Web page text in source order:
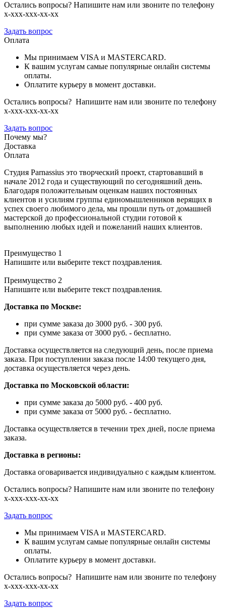
Остались вопросы? Напишите нам или звоните по телефону
х-ххх-ххх-хх-хх
Задать вопрос
Оплата
Мы принимаем VISA и MASTERCARD.
К вашим услугам самые популярные онлайн системы
оплаты.
Оплатите курьеру в момент доставки.
Остались вопросы? Напишите нам или звоните по телефону
х-ххх-ххх-хх-хх
Задать вопрос
Почему мы?
Доставка
Оплата
Студия Parnassius это творческий проект, стартовавший в
начале 2012 года и существующий по сегодняшний день.
Благодаря положительным оценкам наших постоянных
клиентов и усилиям группы единомышленников верящих в
успех своего любимого дела, мы прошли путь от домашней
мастерской до профессиональной студии готовой к
выполнению любых идей и пожеланий наших клиентов.
Преимущество 1
Напишите или выберите текст поздравления.
Преимущество 2
Напишите или выберите текст поздравления.
Доставка по Москве:
при сумме заказа до 3000 руб. - 300 руб.
при сумме заказа от 3000 руб. - бесплатно.
Доставка осуществляется на следующий день, после приема
заказа. При поступлении заказа после 14:00 текущего дня,
доставка осуществляется через день.
Доставка по Московской области:
при сумме заказа до 5000 руб. - 400 руб.
при сумме заказа от 5000 руб. - бесплатно.
Доставка осуществляется в течении трех дней, после приема
заказа.
Доставка в регионы:
Доставка оговаривается индивидуально с каждым клиентом.
Остались вопросы? Напишите нам или звоните по телефону
х-ххх-ххх-хх-хх
Задать вопрос
Мы принимаем VISA и MASTERCARD.
К вашим услугам самые популярные онлайн системы
оплаты.
Оплатите курьеру в момент доставки.
Остались вопросы? Напишите нам или звоните по телефону
х-ххх-ххх-хх-хх
Задать вопрос